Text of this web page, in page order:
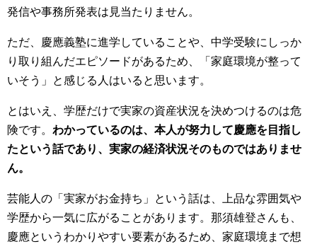
発信や事務所発表は見当たりません。
ただ、慶應義塾に進学していることや、中学受験にしっか
り取り組んだエピソードがあるため、「家庭環境が整って
いそう」と感じる人はいると思います。
とはいえ、学歴だけで実家の資産状況を決めつけるのは危
険です。 わかっているのは、本人が努力して慶應を目指し
たという話であり、実家の経済状況そのものではありませ
ん。
芸能人の「実家がお金持ち」という話は、上品な雰囲気や
学歴から一気に広がることがあります。那須雄登さんも、
慶應というわかりやすい要素があるため、家庭環境まで想